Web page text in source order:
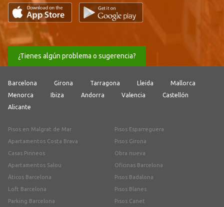
¿Tienes algún problema o sugerencia?
Barcelona Girona Tarragona Lleida
Mallorca
Menorca
Ibiza Andorra Valencia
Castellón
Alicante
Pisos en Malgrat de Mar
Apartamentos Costa Brava
Casas Pirineos
Apartamentos Salou
Áticos Barcelona
Loft Barcelona
Parking Barcelona
Pisos Esparreguera
Pisos Girona
Obra nueva
Oficinas Barcelona
Pisos Badalona
Pisos Blanes
Pisos Canet